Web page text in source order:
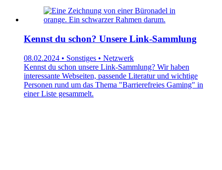
Kennst du schon? Unsere Link-Sammlung
08.02.2024 • Sonstiges • Netzwerk
Kennst du schon unsere Link-Sammlung? Wir haben
interessante Webseiten, passende Literatur und wichtige
Personen rund um das Thema "Barrierefreies Gaming" in
einer Liste gesammelt.